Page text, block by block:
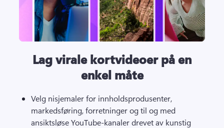
Lag virale kortvideoer på en
enkel måte
Velg nisjemaler for innholdsprodusenter,
markedsføring, forretninger og til og med
ansiktsløse YouTube-kanaler drevet av kunstig